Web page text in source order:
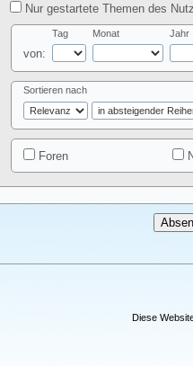
Nur gestartete Themen des
von:
Tag Monat Jahr
Sortieren nach
Foren
Diese